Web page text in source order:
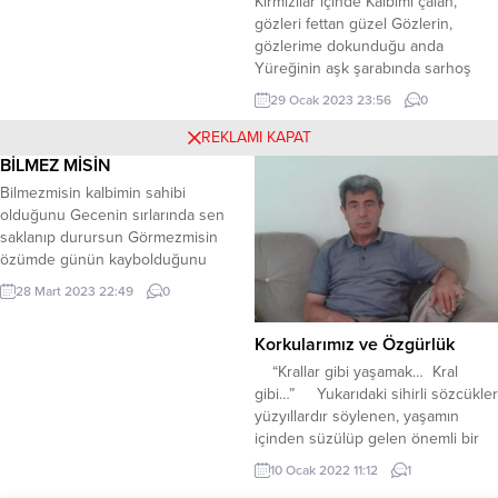
yarışmacı,...
gözleri fettan güzel Gözlerin,
gözlerime dokunduğu anda
Yüreğinin aşk şarabında sarhoş
oldum. Dudakların ölüm pembesi
Saçların altın sarısı Gözlerin zümrüt
yeşili Kirpiklerin kalbime saplanan
bir ok Yanakların gül pembe
Endamın asaletin simgesi Bugün
yine natürmort hayallerdesin Sen
sonsuz güzelliğin utangaç rengisin.
Ayten Tarım
29 Ocak 2023 23:56 0
BİLMEZ MİSİN
Bilmezmisin kalbimin sahibi
olduğunu Gecenin sırlarında sen
saklanıp durursun Görmezmisin
özümde günün kaybolduğunu
Akşam ayazı gibi yüreğimi vurursun
* Her sabahın seheri mızrak gibi
28 Mart 2023 22:49 0
Korkularımız ve Özgürlük
“Krallar gibi yaşamak… Kral
gibi…” Yukarıdaki sihirli sözcükler
yüzyıllardır söylenen, yaşamın
içinden süzülüp gelen önemli bir
gerçeğe tanıklık ederler. Krallar gibi
yaşamak demek: Keyfince, canının
10 Ocak 2022 11:12 1
REKLAMI KAPAT